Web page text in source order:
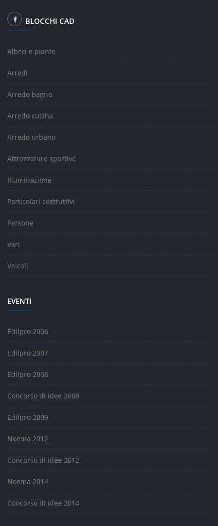
BLOCCHI CAD
Alberi e piante
Arredi
Arredo bagno
Arredo cucina
Arredo urbano
Attrezzature sportive
Illuminazione
Particolari costruttivi
Persone
Vari
Veicoli
EVENTI
Edilpro 2006
Edilpro 2007
Edilpro 2008
Concorso di idee 2008
Edilpro 2009
Noema 2012
Concorso di idee 2012
Noema 2014
Concorso di idee 2014